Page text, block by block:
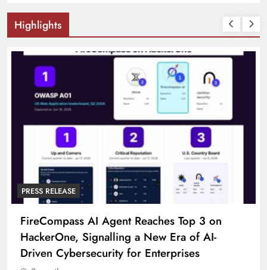
Highlights
PRESS RELEASE
FireCompass AI Agent Reaches Top 3 on
HackerOne, Signalling a New Era of AI-
Driven Cybersecurity for Enterprises